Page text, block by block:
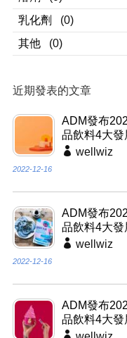
乳化劑
(0)
其他
(0)
近期發表的文章
ADM發布
品飲料4大
wellwiz
2022-12-16
ADM發布
品飲料4大
wellwiz
2022-12-16
ADM發布
品飲料4大